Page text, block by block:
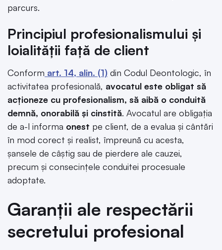
parcurs.
Principiul profesionalismului și
loialității față de client
Conform art. 14, alin. (1) din Codul Deontologic, în
activitatea profesională, avocatul este obligat să
acționeze cu profesionalism, să aibă o conduită
demnă, onorabilă și cinstită. Avocatul are obligația
de a-l informa onest pe client, de a evalua și cântări
în mod corect și realist, împreună cu acesta,
șansele de câștig sau de pierdere ale cauzei,
precum și consecințele conduitei procesuale
adoptate.
Garanții ale respectării
secretului profesional